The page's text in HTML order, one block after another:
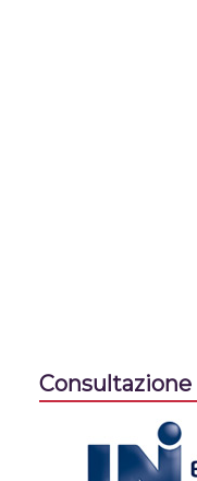
Consultazione